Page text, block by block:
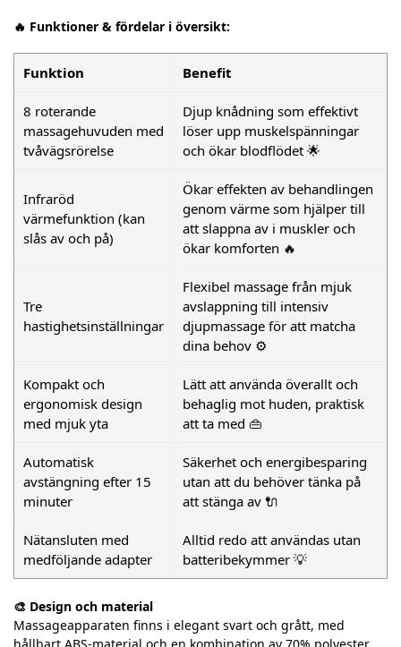
🔥 Funktioner & fördelar i översikt:
Funktion Benefit
8 roterande
massagehuvuden med
tvåvägsrörelse
Djup knådning som effektivt
löser upp muskelspänningar
och ökar blodflödet 🌟
Infraröd
värmefunktion (kan
slås av och på)
Ökar effekten av behandlingen
genom värme som hjälper till
att slappna av i muskler och
ökar komforten 🔥
Tre
hastighetsinställningar
Flexibel massage från mjuk
avslappning till intensiv
djupmassage för att matcha
dina behov ⚙️
Kompakt och
ergonomisk design
med mjuk yta
Lätt att använda överallt och
behaglig mot huden, praktisk
att ta med 👜
Automatisk
avstängning efter 15
minuter
Säkerhet och energibesparing
utan att du behöver tänka på
att stänga av 🔌
Nätansluten med
medföljande adapter
Alltid redo att användas utan
batteribekymmer 💡
🎨 Design och material
Massageapparaten finns i elegant svart och grått, med
hållbart ABS-material och en kombination av 70% polyester